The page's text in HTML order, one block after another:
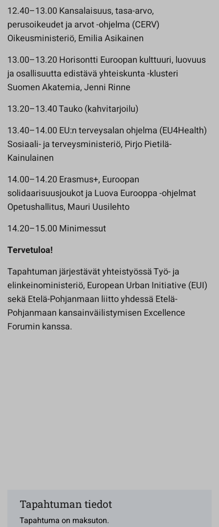
12.40–13.00 Kansalaisuus, tasa-arvo,
perusoikeudet ja arvot -ohjelma (CERV)
Oikeusministeriö, Emilia Asikainen
13.00–13.20 Horisontti Euroopan kulttuuri, luovuus
ja osallisuutta edistävä yhteiskunta -klusteri
Suomen Akatemia, Jenni Rinne
13.20–13.40 Tauko (kahvitarjoilu)
13.40–14.00 EU:n terveysalan ohjelma (EU4Health)
Sosiaali- ja terveysministeriö, Pirjo Pietilä-
Kainulainen
14.00–14.20 Erasmus+, Euroopan
solidaarisuusjoukot ja Luova Eurooppa -ohjelmat
Opetushallitus, Mauri Uusilehto
14.20–15.00 Minimessut
Tervetuloa!
Tapahtuman järjestävät yhteistyössä Työ- ja
elinkeinoministeriö, European Urban Initiative (EUI)
sekä Etelä-Pohjanmaan liitto yhdessä Etelä-
Pohjanmaan kansainväilistymisen Excellence
Forumin kanssa.
Tapahtuman tiedot
Tapahtuma on maksuton.